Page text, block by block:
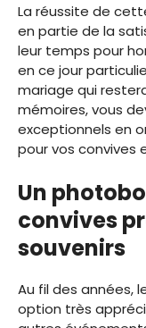
La réussite de
en partie de la
leur temps pour
en ce jour
mariage qui
mémoires, vous
exceptionnels en
pour vos convives
Un
convives
souvenirs
Au fil des années,
option très